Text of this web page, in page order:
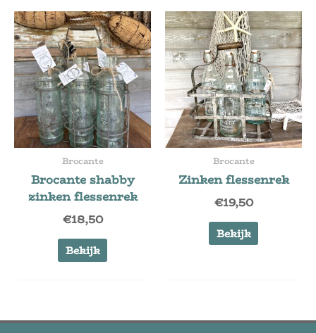
Brocante
Brocante shabby
zinken flessenrek
€18,50
Bekijk
Brocante
Zinken flessenrek
€19,50
Bekijk